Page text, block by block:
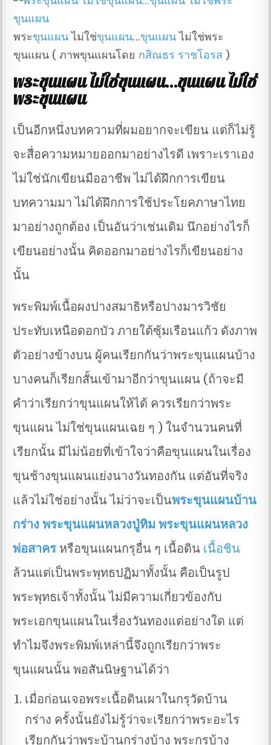
พระขุนแผนไม่ใช่ขุนแผน…ขุนแผนไม่ใช่พระ
ขุนแผน ( ภาพขุนแผนโดย กสิณธร ราชโอรส)
พระขุนแผน ไม่ใช่ขุนแผน…ขุนแผน ไม่ใช่
พระขุนแผน
เป็นอีกหนึ่งบทความที่ผมอยากจะเขียน แต่ก็ไม่รู้
จะสื่อความหมายออกมาอย่างไรดี เพราะเราเอง
ไม่ใช่นักเขียนมืออาชีพ ไม่ได้ฝึกการเขียน
บทความมา ไม่ได้ฝึกการใช้ประโยคภาษาไทย
มาอย่างถูกต้อง เป็นอันว่าเช่นเดิม นึกอย่างไรก็
เขียนอย่างนั้น คิดออกมาอย่างไรก็เขียนอย่าง
นั้น
พระพิมพ์เนื้อผงปางสมาธิหรือปางมารวิชัย
ประทับเหนือดอกบัว ภายใต้ซุ้มเรือนแก้ว ดังภาพ
ตัวอย่างข้างบน ผู้คนเรียกกันว่าพระขุนแผนบ้าง
บางคนก็เรียกสั้นเข้ามาอีกว่าขุนแผน (ถ้าจะมี
คำว่าเรียกว่าขุนแผนให้ได้ ควรเรียกว่าพระ
ขุนแผน ไม่ใช่ขุนแผนเฉย ๆ ) ในจำนวนคนที่
เรียกนั้น มีไม่น้อยที่เข้าใจว่าคือขุนแผนในเรื่อง
ขุนช้างขุนแผนแย่งนางวันทองกัน แต่อันที่จริง
แล้วไม่ใช่อย่างนั้น ไม่ว่าจะเป็นพระขุนแผนบ้าน
กร่าง พระขุนแผนหลวงปู่ทิม พระขุนแผนหลวง
พ่อสาคร หรือขุนแผนกรุอื่น ๆ เนื้อดิน เนื้อชิน
ล้วนแต่เป็นพระพุทธปฏิมาทั้งนั้น คือเป็นรูป
พระพุทธเจ้าทั้งนั้น ไม่มีความเกี่ยวข้องกับ
พระเอกขุนแผนในเรื่องวันทองแต่อย่างใด แต่
ทำไมจึงพระพิมพ์เหล่านี้จึงถูกเรียกว่าพระ
ขุนแผนนั้น พอสันนิษฐานได้ว่า
เมื่อก่อนเจอพระเนื้อดินเผาในกรุวัดบ้าน
กร่าง ครั้งนั้นยังไม่รู้ว่าจะเรียกว่าพระอะไร
เรียกกันว่าพระบ้านกร่างบ้าง พระกรุบ้าง